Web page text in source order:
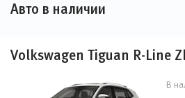
Авто в наличии
Volkswagen Tiguan R-Line
В